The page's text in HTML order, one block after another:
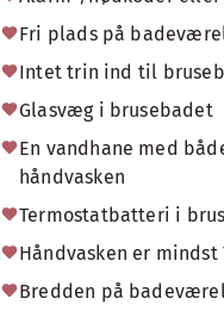
Fri plads på
Intet trin ind til
Glasvæg i brusebadet
En vandhane med
håndvasken
Termostatbatteri i
Håndvasken er
Bredden på